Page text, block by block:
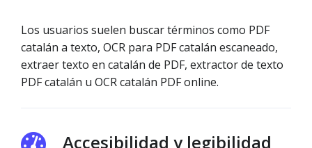
Los usuarios suelen buscar términos como PDF
catalán a texto, OCR para PDF catalán escaneado,
extraer texto en catalán de PDF, extractor de texto
PDF catalán u OCR catalán PDF online.
Accesibilidad y legibilidad